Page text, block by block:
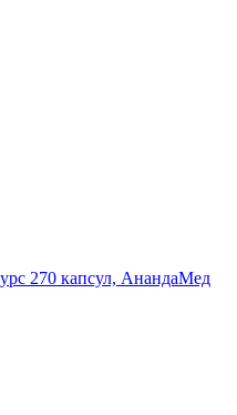
270 капсул, АнандаМед